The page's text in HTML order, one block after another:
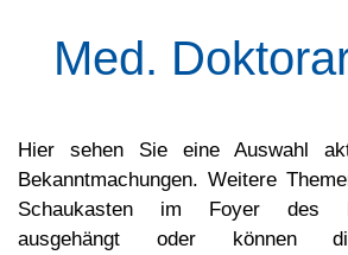
Med.
Hier sehen Sie eine Auswahl
Bekanntmachungen. Weitere
Schaukasten im Foyer des
ausgehängt oder können